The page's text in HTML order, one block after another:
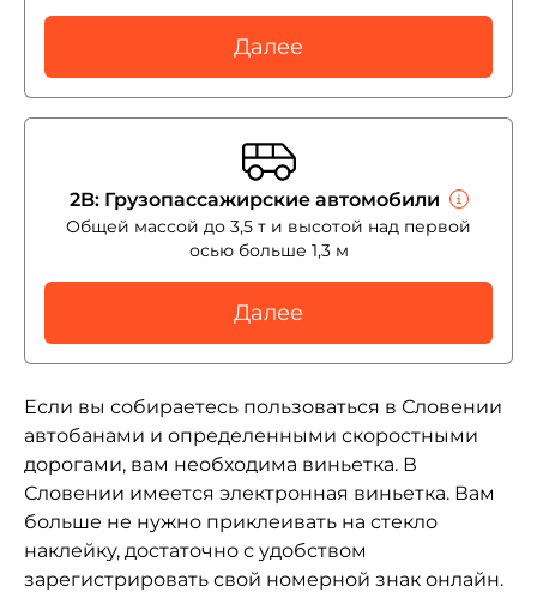
Если вы собираетесь пользоваться в Словении
автобанами и определенными скоростными
дорогами, вам необходима виньетка. В
Словении имеется электронная виньетка. Вам
больше не нужно приклеивать на стекло
наклейку, достаточно с удобством
зарегистрировать свой номерной знак онлайн.
Далее
2B: Грузопассажирские автомобили
Общей массой до 3,5 т и высотой над первой
осью больше 1,3 м
Далее